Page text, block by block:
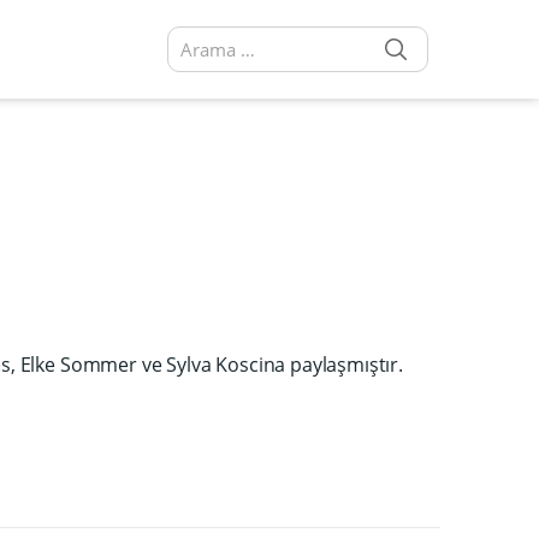
Arama sonuçları:
Sommer ve Sylva Koscina paylaşmıştır.